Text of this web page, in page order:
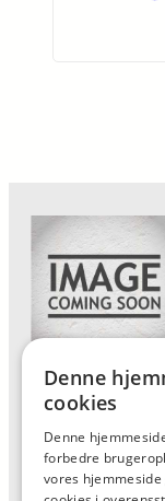
Forside
Vis alle
Kontakt
Denne
cookies
Denne
forbedre
vores